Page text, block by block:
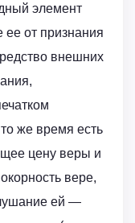
элемент
от признания
внешних
же время есть
цену веры и
вере,
ей —